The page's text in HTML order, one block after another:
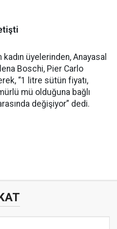
üyelerinden, Anayasal
Boschi, Pier Carlo
“1 litre sütün fiyatı,
mü olduğuna bağlı
değişiyor” dedi.